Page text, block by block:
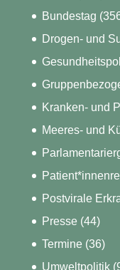
Bundestag
Drogen- und
Kranken- und
Meeres- und
Postvirale
Presse(44)
Termine(36)
Umweltpolitik